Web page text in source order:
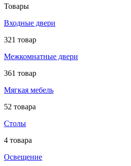
Товары
Входные двери
321 товар
Межкомнатные двери
361 товар
Мягкая мебель
52 товара
Столы
4 товара
Освещение